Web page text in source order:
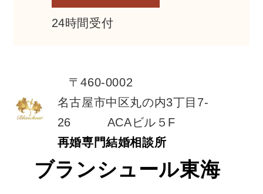
24時間受付
〒460-0002
名古屋市中区丸の内3丁目7-
26 ACAビル５F
再婚専門結婚相談所
ブランシュール東海